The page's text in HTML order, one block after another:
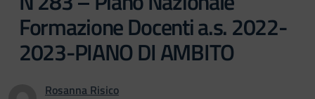
Formazione Docenti a.s. 2022-
2023-PIANO DI AMBITO
Rosanna Risico